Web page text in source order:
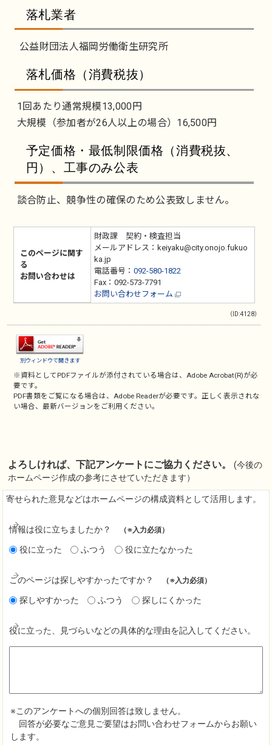
落札業者
公益財団法人福岡労働衛生研究所
落札価格（消費税抜）
1回あたり通常規模13,000円
大規模（参加者が26人以上の場合）16,500円
予定価格・最低制限価格（消費税抜、
円）、工事のみ公表
談合防止、競争性の確保のため公表致しません。
このページに関す
る
お問い合わせは
財政課 契約・検査担当
メールアドレス：keiyaku@city.onojo.fukuo
ka.jp
電話番号： 092-580-1822
Fax：092-573-7791
お問い合わせフォーム
（ID:4128）
別ウィンドウで開きます
※資料としてPDFファイルが添付されている場合は、Adobe Acrobat(R)が必
要です。
PDF書類をご覧になる場合は、Adobe Readerが必要です。正しく表示されな
い場合、最新バージョンをご利用ください。